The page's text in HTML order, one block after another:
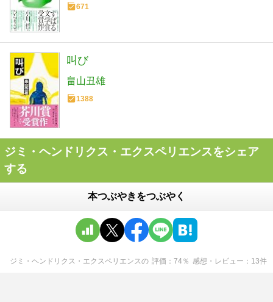
671
叫び
畠山丑雄
1388
ジミ・ヘンドリクス・エクスペリエンスをシェア
する
本つぶやきをつぶやく
ジミ・ヘンドリクス・エクスペリエンスの 評価 74％ 感想・レビュー 13件